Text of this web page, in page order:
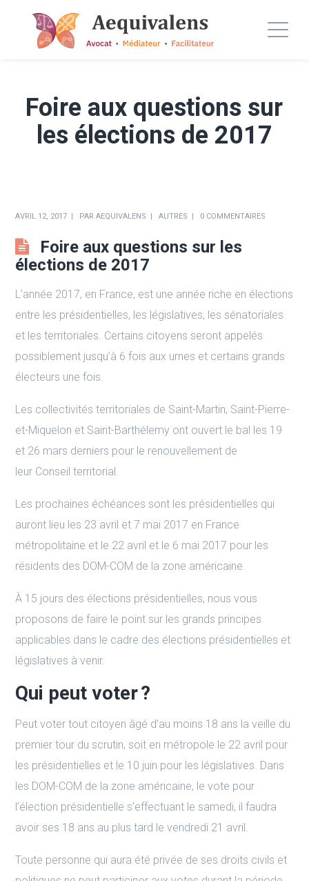
Foire aux questions sur
les élections de 2017
AVRIL 12, 2017 PARAEQUIVALENS AUTRES 0 COMMENTAIRES
Foire aux questions sur les
élections de 2017
L’année 2017, en France, est une année riche en élections
entre les présidentielles, les législatives, les sénatoriales
et les territoriales. Certains citoyens seront appelés
possiblement jusqu’à 6 fois aux urnes et certains grands
électeurs une fois.
Les collectivités territoriales de Saint-Martin, Saint-Pierre-
et-Miquelon et Saint-Barthélemy ont ouvert le bal les 19
et 26 mars derniers pour le renouvellement de
leur Conseil territorial.
Les prochaines échéances sont les présidentielles qui
auront lieu les 23 avril et 7 mai 2017 en France
métropolitaine et le 22 avril et le 6 mai 2017 pour les
résidents des DOM-COM de la zone américaine.
À 15 jours des élections présidentielles, nous vous
proposons de faire le point sur les grands principes
applicables dans le cadre des élections présidentielles et
législatives à venir.
Qui peut voter ?
Peut voter tout citoyen âgé d’au moins 18 ans la veille du
premier tour du scrutin, soit en métropole le 22 avril pour
les présidentielles et le 10 juin pour les législatives. Dans
les DOM-COM de la zone américaine, le vote pour
l’élection présidentielle s’effectuant le samedi, il faudra
avoir ses 18 ans au plus tard le vendredi 21 avril.
Toute personne qui aura été privée de ses droits civils et